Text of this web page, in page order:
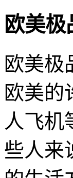
欧美
欧美极
欧美的
人飞机
些人来